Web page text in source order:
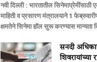
नवी दिल्ली : भारतातील
माहिती व प्रसारण मंत्रालयाने 1
क्षमतेने सिनेमा हॉल सुरू करण्यास मान्यता
सनदी
शिवरायांच्‍या